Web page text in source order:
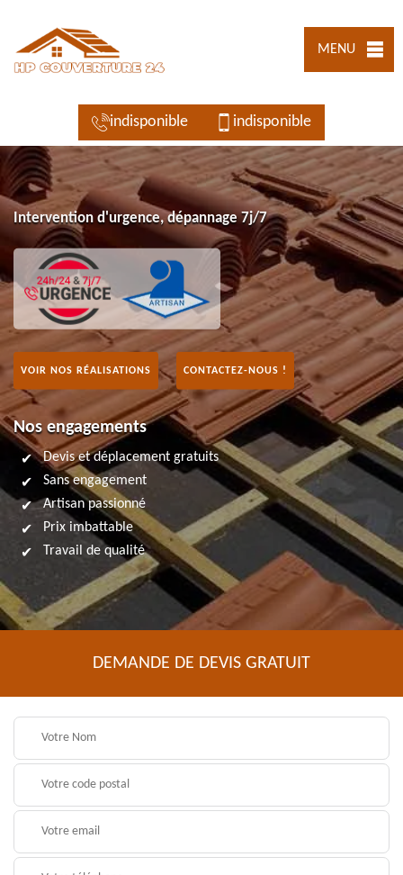
MENU
indisponible indisponible
Intervention d'urgence, dépannage 7j/7
VOIR NOS RÉALISATIONS CONTACTEZ-NOUS !
Nos engagements
Devis et déplacement gratuits
Sans engagement
Artisan passionné
Prix imbattable
Travail de qualité
DEMANDE DE DEVIS GRATUIT